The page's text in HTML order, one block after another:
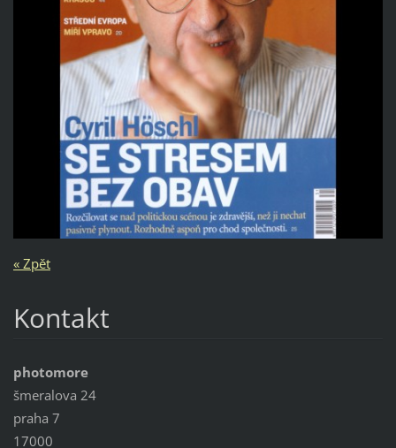
« Zpět
Kontakt
photomore
šmeralova 24
praha 7
17000